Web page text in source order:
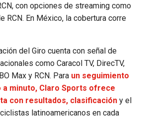
con opciones de streaming como
RCN. En México, la cobertura corre
del Giro cuenta con señal de
como Caracol TV, DirecTV,
Max y RCN. Para un seguimiento
a minuto, Claro Sports ofrece
con resultados, clasificación y el
latinoamericanos en cada